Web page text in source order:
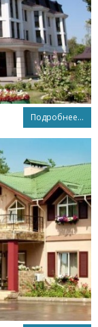
Подробнее...